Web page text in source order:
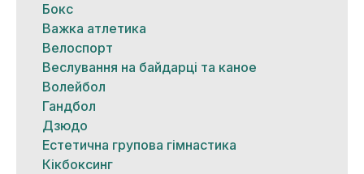
Бокс
Важка атлетика
Велоспорт
Веслування на байдарці та каное
Волейбол
Гандбол
Дзюдо
Естетична групова гімнастика
Кікбоксинг